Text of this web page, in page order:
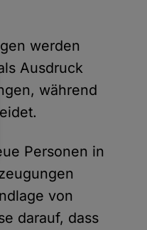
werden
Ausdruck
während
Personen in
von
darauf, dass